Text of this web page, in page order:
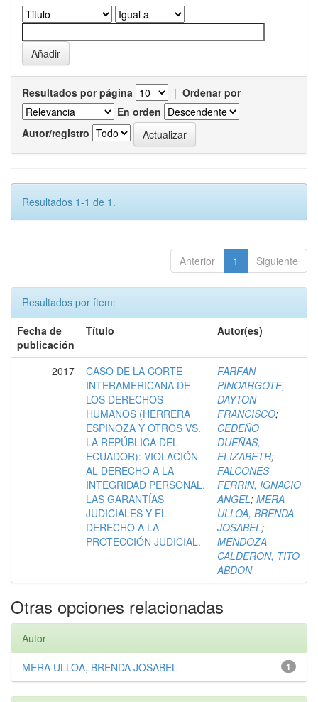
Resultados por página | Ordenar por
En orden
Autor/registro
Resultados 1-1 de 1.
Anterior 1 Siguiente
Resultados por ítem:
Fecha de
publicación
Título Autor(es)
2017
CASO DE LA CORTE
INTERAMERICANA DE
LOS DERECHOS
HUMANOS (HERRERA
ESPINOZA Y OTROS VS.
LA REPÚBLICA DEL
ECUADOR): VIOLACIÓN
AL DERECHO A LA
INTEGRIDAD PERSONAL,
LAS GARANTÍAS
JUDICIALES Y EL
DERECHO A LA
PROTECCIÓN JUDICIAL.
FARFAN
PINOARGOTE,
DAYTON
FRANCISCO;
CEDEÑO
DUEÑAS,
ELIZABETH;
FALCONES
FERRIN, IGNACIO
ANGEL; MERA
ULLOA, BRENDA
JOSABEL;
MENDOZA
CALDERON, TITO
ABDON
Otras opciones relacionadas
Autor
1
MERA ULLOA, BRENDA JOSABEL